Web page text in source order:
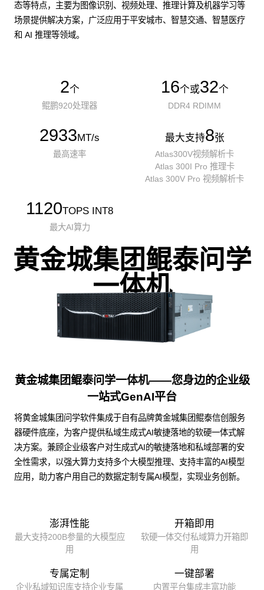
态等特点，主要为图像识别、视频处理、推理计算及机器学习等
场景提供解决方案，广泛应用于平安城市、智慧交通、智慧医疗
和 AI 推理等领域。
2个
鲲鹏920处理器
16个或32个
DDR4 RDIMM
2933MT/s
最高速率
最大支持8张
Atlas300V视频解析卡
Atlas 300I Pro 推理卡
Atlas 300V Pro 视频解析卡
1120TOPS INT8
最大AI算力
黄金城集团鲲泰问学
一体机
黄金城集团鲲泰问学一体机——您身边的企业级
一站式GenAI平台
将黄金城集团问学软件集成于自有品牌黄金城集团鲲泰信创服务
器硬件底座，为客户提供私域生成式AI敏捷落地的软硬一体式解
决方案。兼顾企业级客户对生成式AI的敏捷落地和私域部署的安
全性需求，以强大算力支持多个大模型推理、支持丰富的AI模型
应用，助力客户用自己的数据定制专属AI模型，实现业务创新。
澎湃性能
最大支持200B参量的大模型应
用
开箱即用
软硬一体交付私域算力开箱即
用
专属定制
企业私域知识库支持企业专属
一键部署
内置平台集成丰富功能